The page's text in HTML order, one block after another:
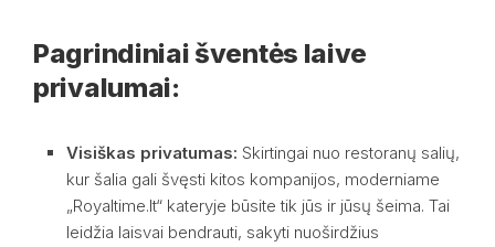
Pagrindiniai šventės laive
privalumai:
Visiškas privatumas: Skirtingai nuo restoranų salių,
kur šalia gali švęsti kitos kompanijos, moderniame
„Royaltime.lt“ kateryje būsite tik jūs ir jūsų šeima. Tai
leidžia laisvai bendrauti, sakyti nuoširdžius